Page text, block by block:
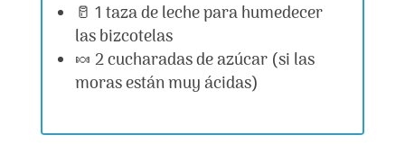
🥛 1 taza de leche para humedecer
las bizcotelas
🍬 2 cucharadas de azúcar (si las
moras están muy ácidas)